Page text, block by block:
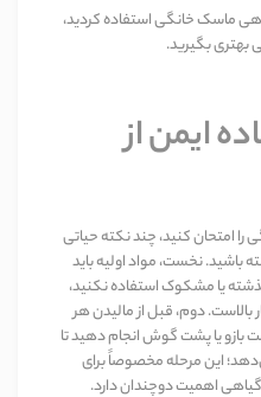
ماسک خانگی استفاده کردید،
بهتری بگیرید.
ایمن از
امتحان کنید، چند نکته حیاتی
باشید. نخست، مواد اولیه باید
یا مشکوک استفاده نکنید،
دوم، قبل از مالیدن هر
یا پشت گوش انجام دهید تا
این مرحله مخصوصاً برای
اهمیت دوچندان دارد.